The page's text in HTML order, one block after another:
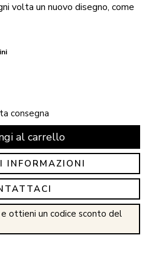
volta un nuovo disegno, come
consegna
al carrello
INFORMAZIONI
e ottieni un codice sconto del